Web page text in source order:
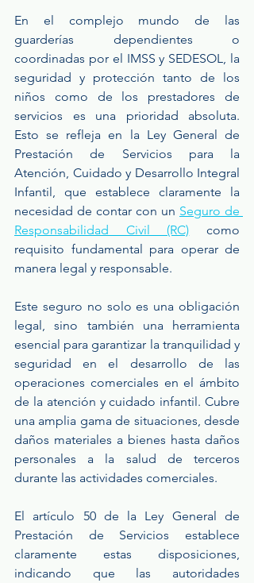
En el complejo mundo de las
guarderías dependientes o
coordinadas por el IMSS y SEDESOL, la
seguridad y protección tanto de los
niños como de los prestadores de
servicios es una prioridad absoluta.
Esto se refleja en la Ley General de
Prestación de Servicios para la
Atención, Cuidado y Desarrollo Integral
Infantil, que establece claramente la
necesidad de contar con un Seguro de
Responsabilidad Civil (RC) como
requisito fundamental para operar de
manera legal y responsable.
Este seguro no solo es una obligación
legal, sino también una herramienta
esencial para garantizar la tranquilidad y
seguridad en el desarrollo de las
operaciones comerciales en el ámbito
de la atención y cuidado infantil. Cubre
una amplia gama de situaciones, desde
daños materiales a bienes hasta daños
personales a la salud de terceros
durante las actividades comerciales.
El artículo 50 de la Ley General de
Prestación de Servicios establece
claramente estas disposiciones,
indicando que las autoridades